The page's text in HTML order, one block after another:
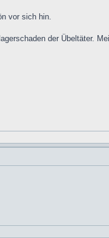
vor sich hin.
der Übeltäter.